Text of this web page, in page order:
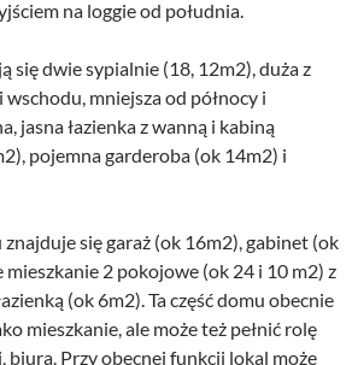
na loggie od południa.
się dwie sypialnie (18, 12m2), duża z
mniejsza od północy i
jasna łazienka z wanną i kabiną
pojemna garderoba (ok 14m2) i
się garaż (ok 16m2), gabinet (ok
mieszkanie 2 pokojowe (ok 24 i 10 m2) z
(ok 6m2). Ta część domu obecnie
mieszkanie, ale może też pełnić rolę
biura. Przy obecnej funkcji lokal może